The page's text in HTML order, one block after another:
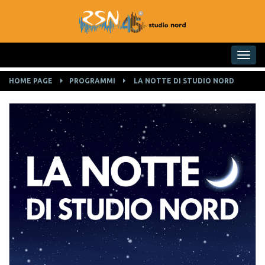
Toggle
HOME PAGE PROGRAMMI LA NOTTE DI STUDIO NORD